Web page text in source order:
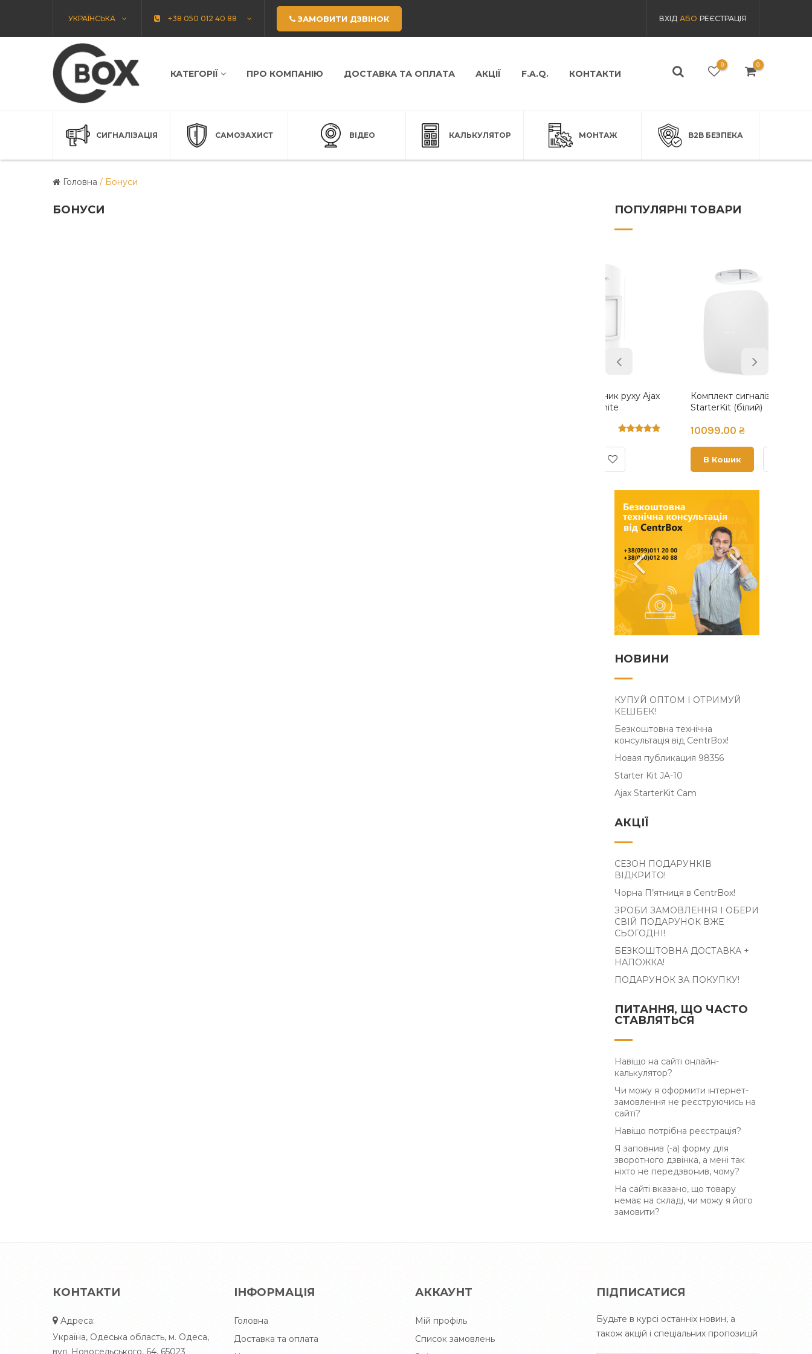
УКРАЇНСЬКА +38 050 012 40 88 ЗАМОВИТИ ДЗВІНОК ВХІД АБО РЕЄСТРАЦІЯ
КАТЕГОРІЇ ПРО КОМПАНІЮ ДОСТАВКА ТА ОПЛАТА АКЦІЇ F.A.Q. КОНТАКТИ
0 0
СИГНАЛІЗАЦІЯ САМОЗАХИСТ ВІДЕО КАЛЬКУЛЯТОР МОНТАЖ B2B БЕЗПЕКА
Головна / Бонуси
БОНУСИ ПОПУЛЯРНІ ТОВАРИ
Комплект сигналізації Ajax
StarterKit (білий)
10099.00 ₴
НОВИНИ
КУПУЙ ОПТОМ І ОТРИМУЙ
КЕШБЕК!
Безкоштовна технічна
консультація від CentrBox!
Новая публикация 98356
Starter Kit JA-10
Ajax StarterKit Cam
АКЦІЇ
СЕЗОН ПОДАРУНКІВ
ВІДКРИТО!
Чорна П’ятниця в CentrBox!
ЗРОБИ ЗАМОВЛЕННЯ І ОБЕРИ
СВІЙ ПОДАРУНОК ВЖЕ
СЬОГОДНІ!
БЕЗКОШТОВНА ДОСТАВКА +
НАЛОЖКА!
ПОДАРУНОК ЗА ПОКУПКУ!
ПИТАННЯ, ЩО ЧАСТО
СТАВЛЯТЬСЯ
Навіщо на сайті онлайн-
калькулятор?
Чи можу я оформити інтернет-
замовлення не реєструючись на
сайті?
Навіщо потрібна реєстрація?
Я заповнив (-а) форму для
зворотного дзвінка, а мені так
ніхто не передзвонив, чому?
На сайті вказано, що товару
немає на складі, чи можу я його
замовити?
КОНТАКТИ
Адреса:
Україна, Одеська область, м. Одеса,
вул. Новосельського, 64, 65023
ІНФОРМАЦІЯ
Головна
Доставка та оплата
АККАУНТ
Мій профіль
Список замовлень
ПІДПИСАТИСЯ
Будьте в курсі останніх новин, а
також акцій і спеціальних пропозицій